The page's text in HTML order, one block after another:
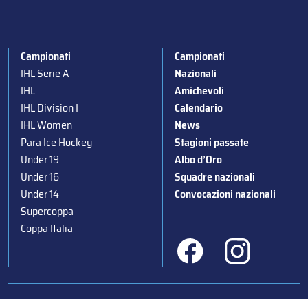
Campionati
IHL Serie A
IHL
IHL Division I
IHL Women
Para Ice Hockey
Under 19
Under 16
Under 14
Supercoppa
Coppa Italia
Campionati
Nazionali
Amichevoli
Calendario
News
Stagioni passate
Albo d’Oro
Squadre nazionali
Convocazioni nazionali